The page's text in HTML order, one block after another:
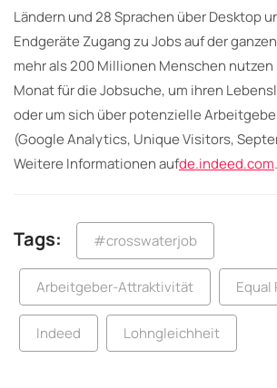
Ländern und 28 Sprachen über Desktop
Endgeräte Zugang zu Jobs auf der
mehr als 200 Millionen Menschen
Monat für die Jobsuche, um ihren
oder um sich über potenzielle
(Google Analytics, Unique Visitors,
Weitere Informationen aufde.indeed.com.
Tags: #crosswaterjob
Arbeitgeber-Attraktivität Equal
Indeed Lohngleichheit